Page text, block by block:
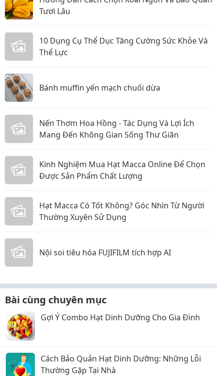
Tươi Lâu
10 Dụng Cụ Thể Dục Tăng Cường Sức Khỏe Và
Thể Lực
Bánh muffin yến mạch chuối dừa
Nến Thơm Hoa Hồng - Tác Dụng Và Lợi Ích
Mang Đến Không Gian Sống Thư Giãn
Kinh Nghiệm Mua Hạt Macca Online Để Chọn
Được Sản Phẩm Chất Lượng
Hạt Macca Có Tốt Không? Góc Nhìn Từ Người
Thường Xuyên Sử Dụng
Nội soi tiêu hóa FUJIFILM tích hợp AI
Bài cùng chuyên mục
Gợi Ý Combo Hạt Dinh Dưỡng Cho Gia Đình
Cách Bảo Quản Hạt Dinh Dưỡng: Những Lỗi
Thường Gặp Tại Nhà